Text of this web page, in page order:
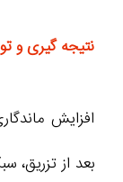
نتیجه‌ گیری و
افزایش
بعد از